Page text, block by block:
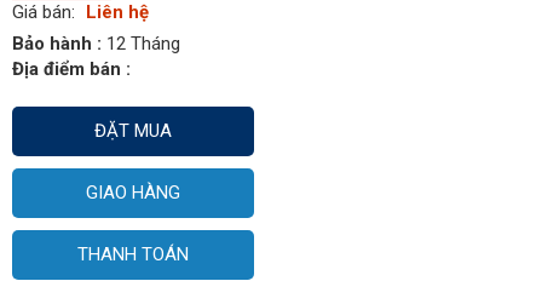
Giá bán:
Liên hệ
Bảo hành : 12 Tháng
Địa điểm bán :
ĐẶT MUA
GIAO HÀNG
THANH TOÁN